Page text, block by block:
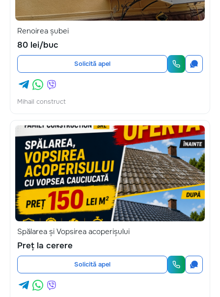
Renoirea șubei
80 lei/buc
Solicită apel
Mihail construct
Spălarea și Vopsirea acoperișului
Preț la cerere
Solicită apel